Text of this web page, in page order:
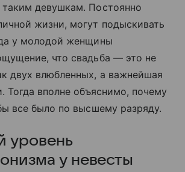
девушкам. Постоянно
жизни, могут подыскивать
у молодой женщины
что свадьба — это не
двух влюбленных, а важнейшая
Тогда вполне объяснимо, почему
все было по высшему разряду.
уровень
у невесты